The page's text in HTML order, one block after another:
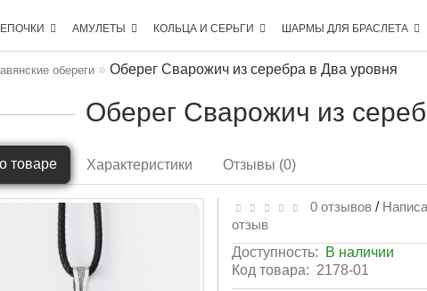
АМУЛЕТЫ КОЛЬЦА И СЕРЬГИ ШАРМЫ ДЛЯ БРАСЛЕТА
обереги Оберег Сварожич из серебра в Два уровня
Оберег Сварожич из
товаре Характеристики Отзывы (0)
0 отзывов /
отзыв
Доступность: В наличии
Код товара: 2178-01